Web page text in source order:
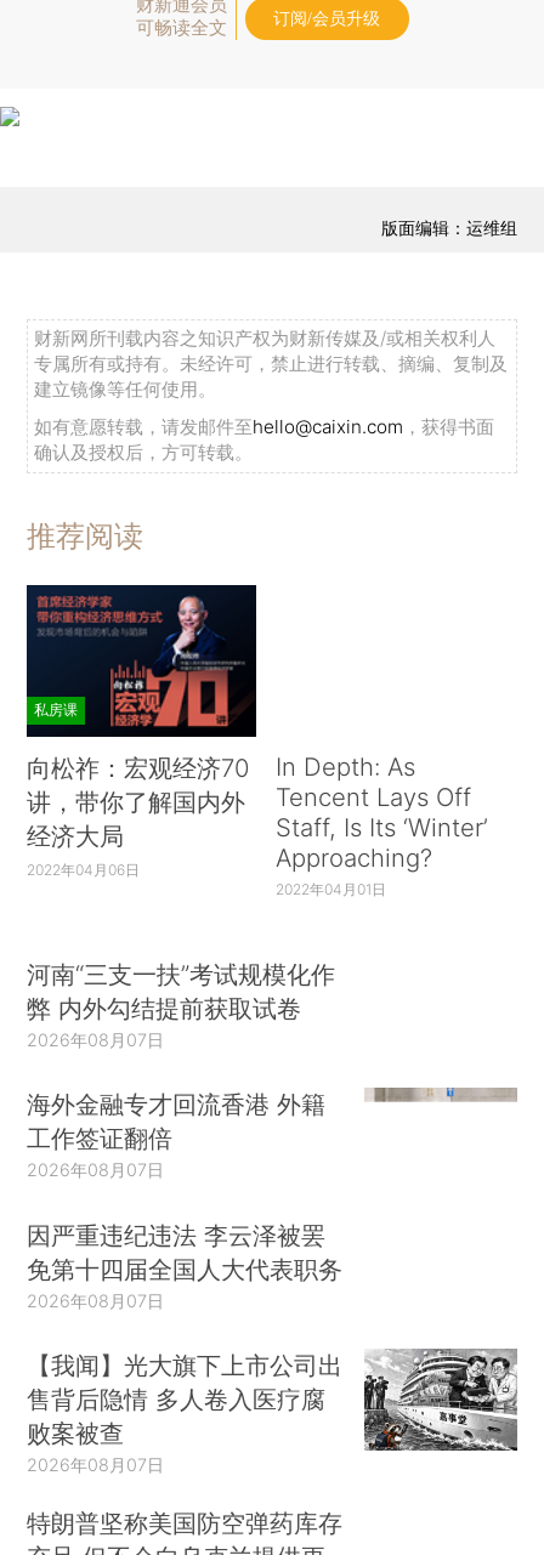
财新通会员
可畅读全文
订阅/会员升级
版面编辑：运维组
财新网所刊载内容之知识产权为财新传媒及/或相关权利人
专属所有或持有。未经许可，禁止进行转载、摘编、复制及
建立镜像等任何使用。
如有意愿转载，请发邮件至hello@caixin.com ，获得书面
确认及授权后，方可转载。
推荐阅读
私房课
向松祚：宏观经济70
讲，带你了解国内外
经济大局
2022年04月06日
In Depth: As
Tencent Lays Off
Staff, Is Its ‘Winter’
Approaching?
2022年04月01日
河南“三支一扶”考试规模化作
弊 内外勾结提前获取试卷
2026年08月07日
海外金融专才回流香港 外籍
工作签证翻倍
2026年08月07日
因严重违纪违法 李云泽被罢
免第十四届全国人大代表职务
2026年08月07日
【我闻】光大旗下上市公司出
售背后隐情 多人卷入医疗腐
败案被查
2026年08月07日
特朗普坚称美国防空弹药库存